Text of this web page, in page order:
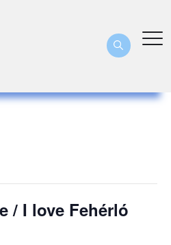
/ I love Fehérló